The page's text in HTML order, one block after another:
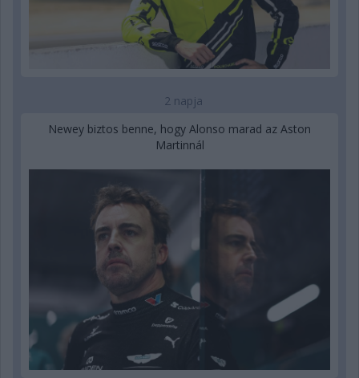
2 napja
Newey biztos benne, hogy Alonso marad az Aston
Martinnál